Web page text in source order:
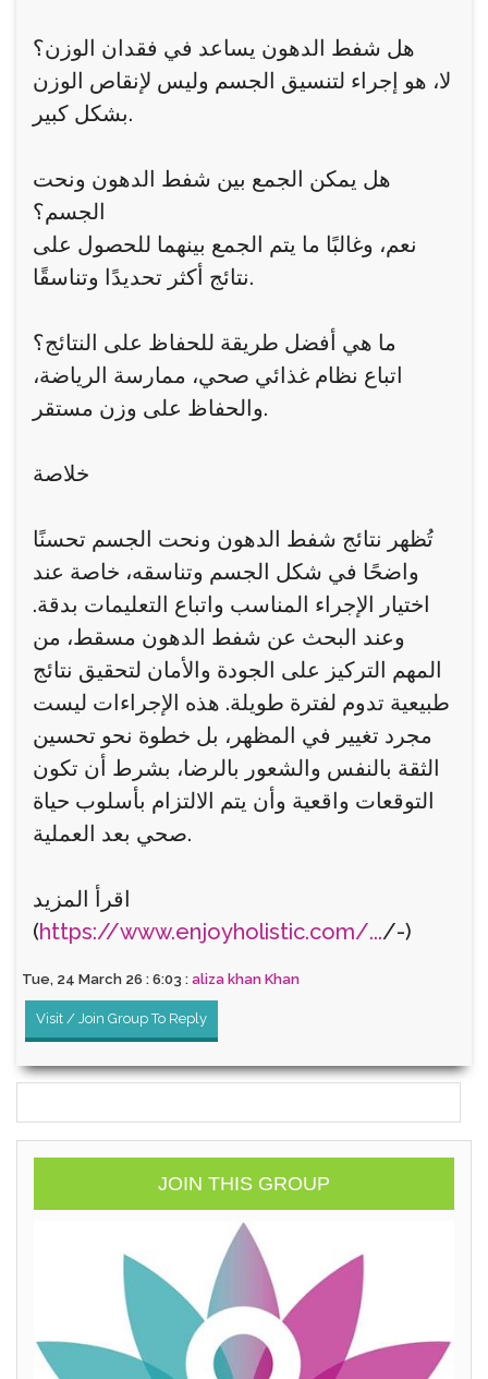
هل شفط الدهون يساعد في فقدان الوزن؟
لا، هو إجراء لتنسيق الجسم وليس لإنقاص الوزن
بشكل كبير.
هل يمكن الجمع بين شفط الدهون ونحت
الجسم؟
نعم، وغالبًا ما يتم الجمع بينهما للحصول على
نتائج أكثر تحديدًا وتناسقًا.
ما هي أفضل طريقة للحفاظ على النتائج؟
اتباع نظام غذائي صحي، ممارسة الرياضة،
والحفاظ على وزن مستقر.
خلاصة
تُظهر نتائج شفط الدهون ونحت الجسم تحسنًا
واضحًا في شكل الجسم وتناسقه، خاصة عند
اختيار الإجراء المناسب واتباع التعليمات بدقة.
وعند البحث عن شفط الدهون مسقط، من
المهم التركيز على الجودة والأمان لتحقيق نتائج
طبيعية تدوم لفترة طويلة. هذه الإجراءات ليست
مجرد تغيير في المظهر، بل خطوة نحو تحسين
الثقة بالنفس والشعور بالرضا، بشرط أن تكون
التوقعات واقعية وأن يتم الالتزام بأسلوب حياة
صحي بعد العملية.
اقرأ المزيد
(https://www.enjoyholistic.com/.../-)
Tue, 24 March 26 : 6:03 : aliza khan Khan
Visit / Join Group To Reply
JOIN THIS GROUP